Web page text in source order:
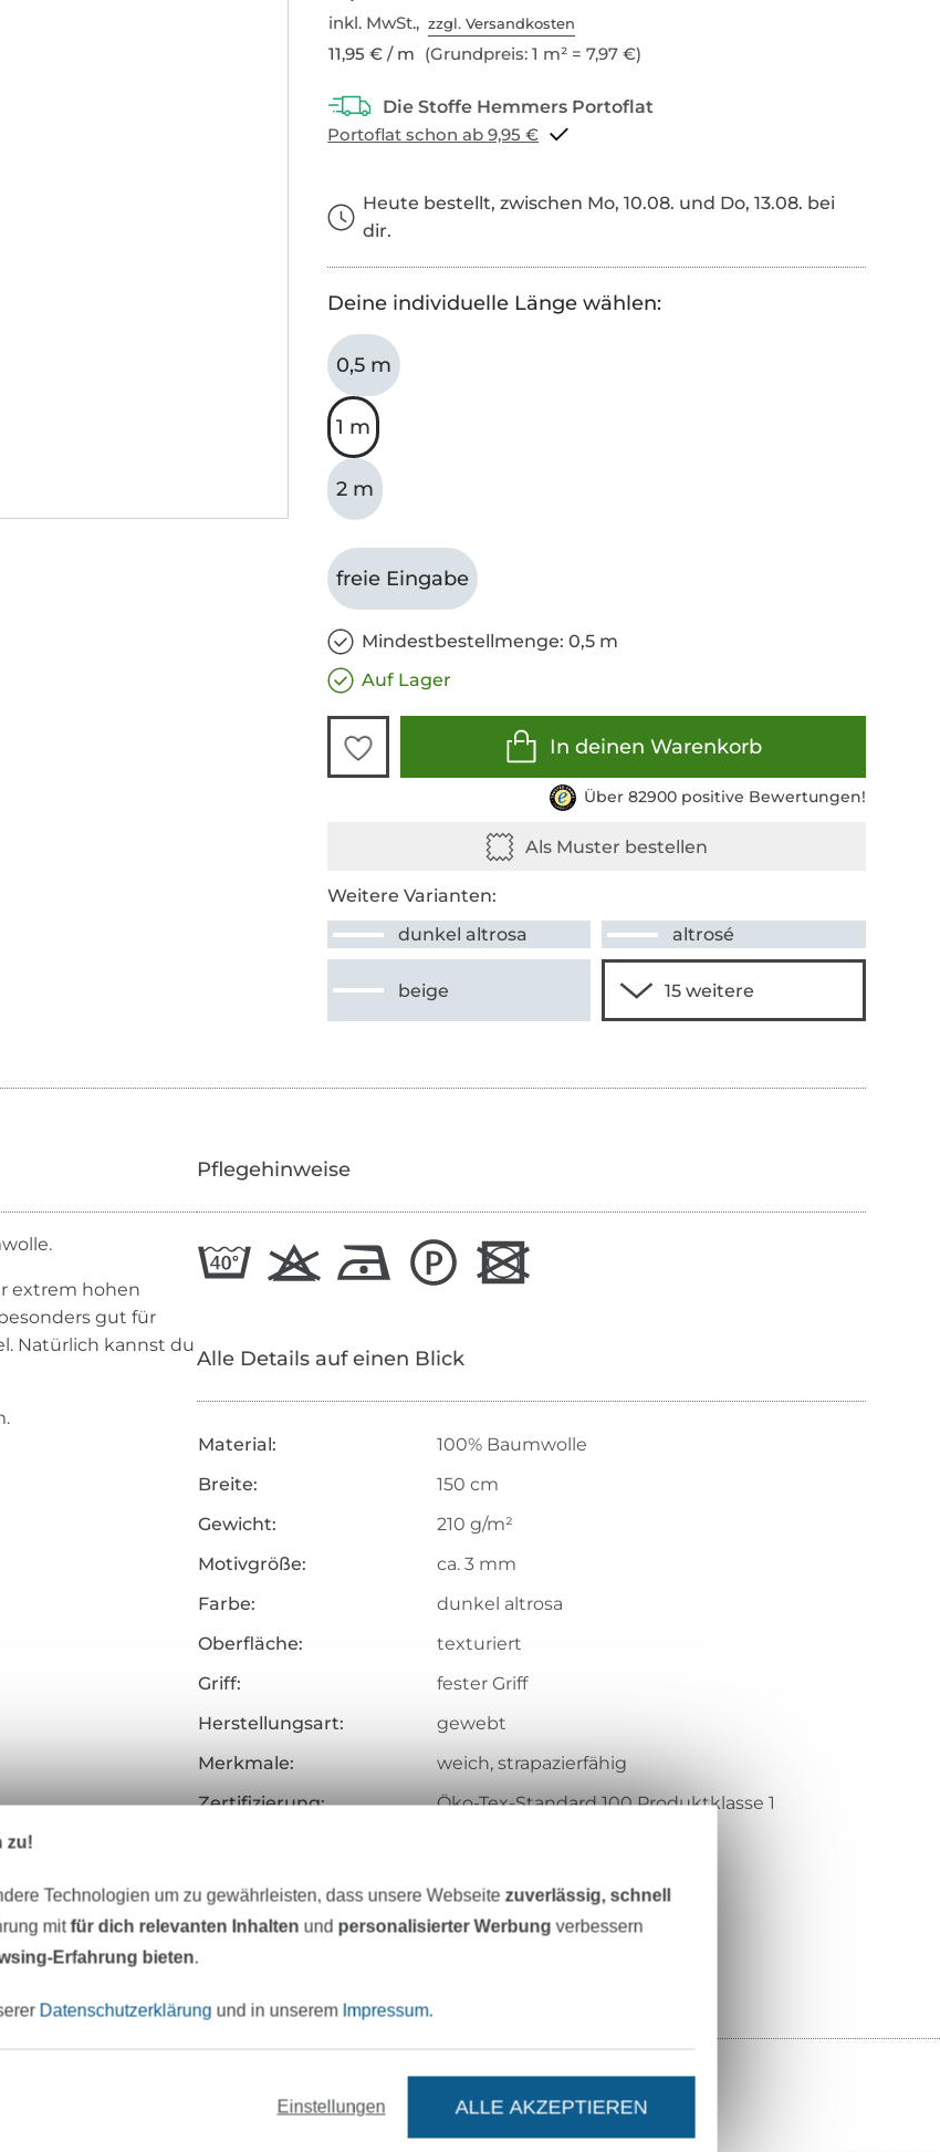
inkl. MwSt.,zzgl. Versandkosten
11,95 € / m (Grundpreis: 1 m² = 7,97 €)
Portoflat schon ab 9,95 €
Heute bestellt, zwischen Mo, 10.08. und Do, 13.08. bei
dir.
Deine individuelle Länge wählen:
0,5 m
1 m
2 m
freie Eingabe
Mindestbestellmenge: 0,5 m
Auf Lager
In deinen Warenkorb
Über 82900 positive Bewertungen!
Weitere Varianten:
dunkel altrosa
altrosé
beige
extrem hohen
gut für
Natürlich kannst du
Pflegehinweise
Alle Details auf einen Blick
Material:
100% Baumwolle
Breite:
150 cm
Gewicht:
210 g/m²
Motivgröße:
ca. 3 mm
Farbe:
dunkel altrosa
Oberfläche:
texturiert
Griff:
fester Griff
Herstellungsart:
gewebt
Merkmale:
weich, strapazierfähig
Zertifizierung:
Öko-Tex-Standard 100 Produktklasse 1
Zertifikatsnummer:
1909104
Art.Nr.:
2904-114
Hersteller-Kontaktdaten
Unser Tipp: Das passt dazu
zu!
Technologien um zu gewährleisten, dass unsere Webseitezuverlässig, schnell
mitfür dich relevanten Inhalten und personalisierter Werbung verbessern
Erfahrung bieten.
Datenschutzerklärung und in unserem Impressum.
Einstellungen ALLE AKZEPTIEREN